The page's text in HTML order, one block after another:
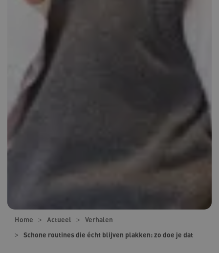
Home Actueel
Verhalen
Schone routines die écht blijven plakken: zo doe je dat